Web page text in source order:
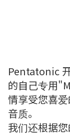
Pentatonic
的自己专用
情享受您喜
音质。
我们还根据